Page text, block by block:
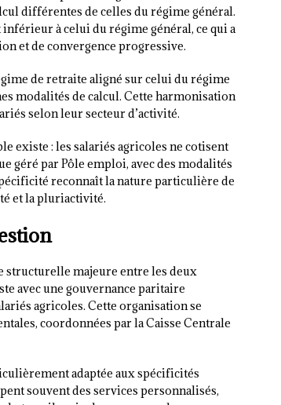
différentes de celles du régime général.
à celui du régime général, ce qui a
et de convergence progressive.
de retraite aligné sur celui du régime
modalités de calcul. Cette harmonisation
selon leur secteur d’activité.
existe : les salariés agricoles ne cotisent
géré par Pôle emploi, avec des modalités
reconnaît la nature particulière de
et la pluriactivité.
structurelle majeure entre les deux
avec une gouvernance paritaire
agricoles. Cette organisation se
coordonnées par la Caisse Centrale
adaptée aux spécificités
souvent des services personnalisés,